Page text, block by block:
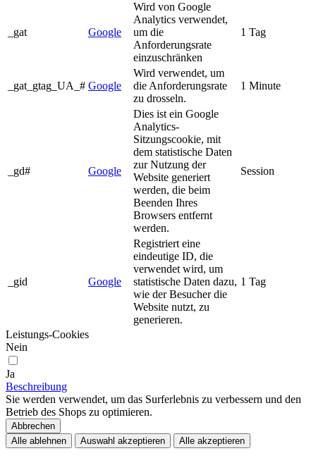
_gat Google
Wird von Google
Analytics verwendet,
um die
Anforderungsrate
einzuschränken
1 Tag
_gat_gtag_UA_# Google
Wird verwendet, um
die Anforderungsrate
zu drosseln.
1 Minute
_gd# Google
Dies ist ein Google
Analytics-
Sitzungscookie, mit
dem statistische Daten
zur Nutzung der
Website generiert
werden, die beim
Beenden Ihres
Browsers entfernt
werden.
Session
_gid Google
Registriert eine
eindeutige ID, die
verwendet wird, um
statistische Daten dazu,
wie der Besucher die
Website nutzt, zu
generieren.
1 Tag
Leistungs-Cookies
Nein
Ja
Beschreibung
Sie werden verwendet, um das Surferlebnis zu verbessern und den
Betrieb des Shops zu optimieren.
Abbrechen
Alle ablehnen
Auswahl akzeptieren Alle akzeptieren